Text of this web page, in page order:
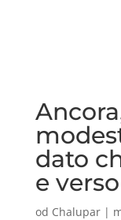
dato
e
od Chalupar|